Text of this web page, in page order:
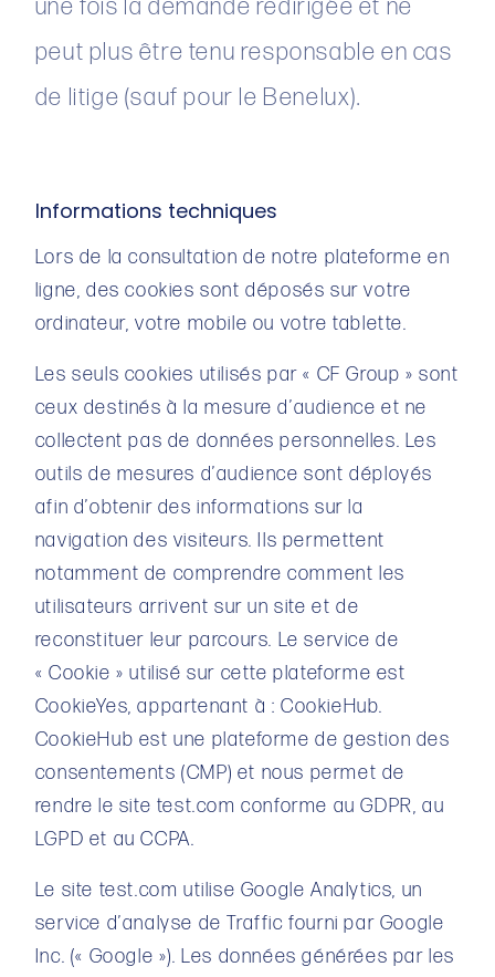
une fois la demande redirigée et ne
peut plus être tenu responsable en cas
de litige (sauf pour le Benelux).
Informations techniques
Lors de la consultation de notre plateforme en
ligne, des cookies sont déposés sur votre
ordinateur, votre mobile ou votre tablette.
Les seuls cookies utilisés par « CF Group » sont
ceux destinés à la mesure d’audience et ne
collectent pas de données personnelles. Les
outils de mesures d’audience sont déployés
afin d’obtenir des informations sur la
navigation des visiteurs. Ils permettent
notamment de comprendre comment les
utilisateurs arrivent sur un site et de
reconstituer leur parcours. Le service de
« Cookie » utilisé sur cette plateforme est
CookieYes, appartenant à : CookieHub.
CookieHub est une plateforme de gestion des
consentements (CMP) et nous permet de
rendre le site test.com conforme au GDPR, au
LGPD et au CCPA.
Le site test.com utilise Google Analytics, un
service d’analyse de Traffic fourni par Google
Inc. (« Google »). Les données générées par les